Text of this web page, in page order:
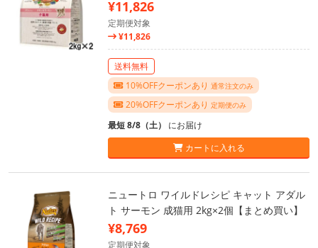
¥11,826
定期便対象
¥11,826
送料無料
10%OFFクーポンあり 通常注文のみ
20%OFFクーポンあり 定期便のみ
最短 8/8（土） にお届け
カートに入れる
ニュートロ ワイルドレシピ キャット アダル
ト サーモン 成猫用 2kg×2個【まとめ買い】
¥8,769
定期便対象